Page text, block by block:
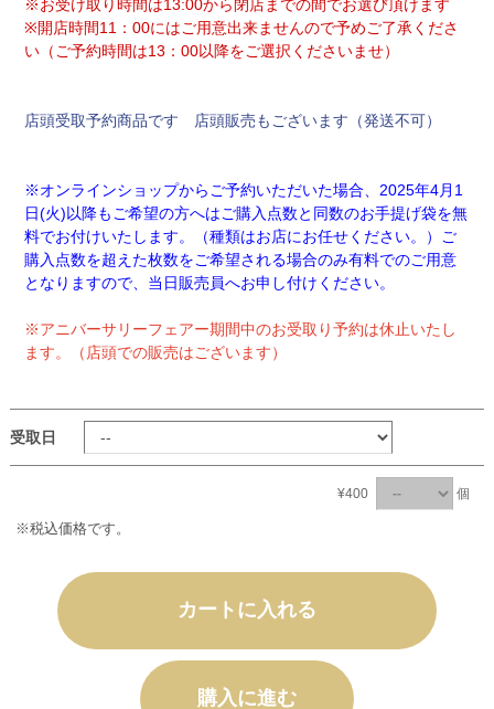
※お受け取り時間は13:00から閉店までの間でお選び頂けます
※開店時間11：00にはご用意出来ませんので予めご了承くださ
い（ご予約時間は13：00以降をご選択くださいませ）
店頭受取予約商品です 店頭販売もございます（発送不可）
※オンラインショップからご予約いただいた場合、2025年4月1
日(火)以降もご希望の方へはご購入点数と同数のお手提げ袋を無
料でお付けいたします。（種類はお店にお任せください。）ご
購入点数を超えた枚数をご希望される場合のみ有料でのご用意
となりますので、当日販売員へお申し付けください。
※アニバーサリーフェアー期間中のお受取り予約は休止いたし
ます。（店頭での販売はございます）
受取日
¥400 個
※税込価格です。
カートに入れる
購入に進む